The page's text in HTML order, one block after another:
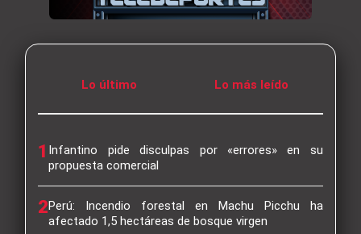
Lo último Lo más leído
1 Infantino pide disculpas por «errores» en su
propuesta comercial
2Perú: Incendio forestal en Machu Picchu ha
afectado 1,5 hectáreas de bosque virgen